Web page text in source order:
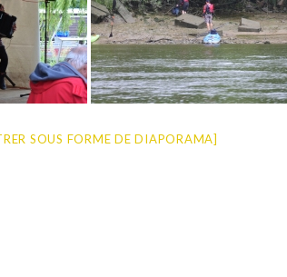
SOUS FORME DE DIAPORAMA]